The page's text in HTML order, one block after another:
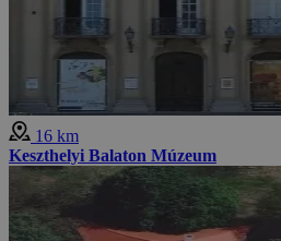
16 km
Keszthelyi Balaton Múzeum